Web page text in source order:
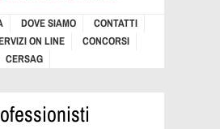
DOVE SIAMO
CONTATTI
ON LINE
CONCORSI
CERSAG